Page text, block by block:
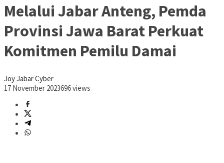
Melalui Jabar Anteng, Pemda
Provinsi Jawa Barat Perkuat
Komitmen Pemilu Damai
Joy Jabar Cyber
17 November 2023696 views